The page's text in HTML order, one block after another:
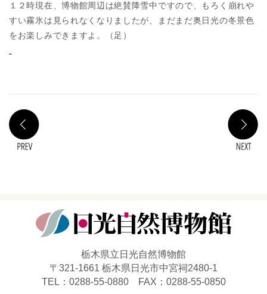
１２時現在、博物館周辺は絶賛降雪中ですので、もろく崩れや
すい霧氷は見られなくなりましたが、まだまだ奥日光の冬景色
をお楽しみできますよ。（足）
栃木県立日光自然博物館
〒321-1661 栃木県日光市中宮祠2480-1
TEL：0288-55-0880 FAX：0288-55-0850